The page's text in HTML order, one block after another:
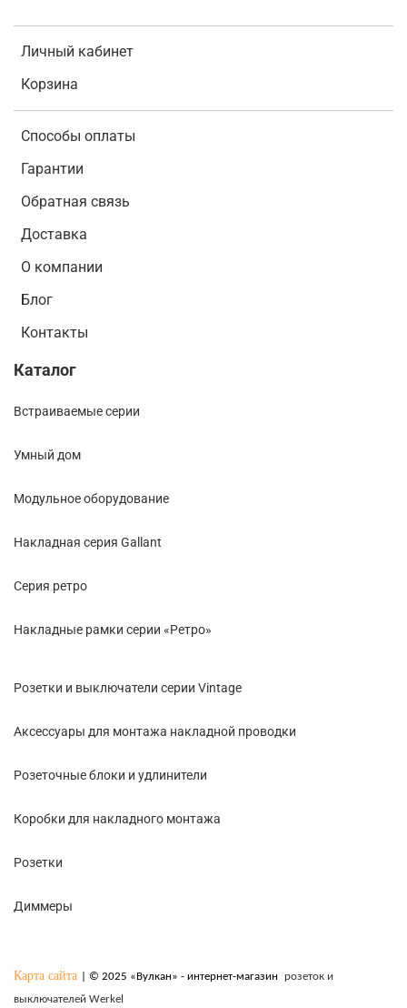
Личный кабинет
Корзина
Способы оплаты
Гарантии
Обратная связь
Доставка
О компании
Блог
Контакты
Каталог
Встраиваемые серии
Умный дом
Модульное оборудование
Накладная серия Gallant
Cерия ретро
Накладные рамки серии «Ретро»
Розетки и выключатели серии Vintage
Аксессуары для монтажа накладной проводки
Розеточные блоки и удлинители
Коробки для накладного монтажа
Розетки
Диммеры
Карта сайта | © 2025 «Вулкан» - интернет-магазин
розеток и
выключателей Werkel